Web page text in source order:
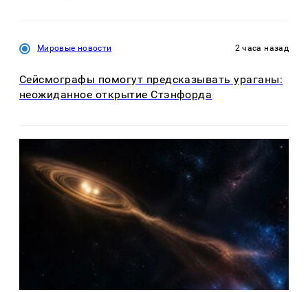
Мировые новости 2 часа назад
Сейсмографы помогут предсказывать ураганы:
неожиданное открытие Стэнфорда